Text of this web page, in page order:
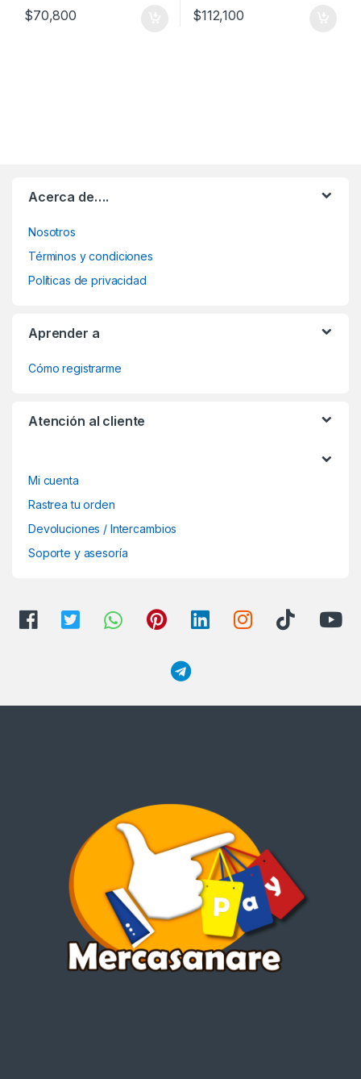
$70,800 $112,100
Acerca de….
Nosotros
Términos y condiciones
Políticas de privacidad
Aprender a
Cómo registrarme
Atención al cliente
Mi cuenta
Rastrea tu orden
Devoluciones / Intercambios
Soporte y asesoría